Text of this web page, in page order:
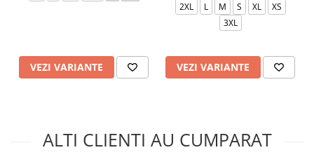
VEZI VARIANTE
2XL L M S XL
XS
3XL
VEZI VARIANTE
ALTI CLIENTI AU CUMPARAT